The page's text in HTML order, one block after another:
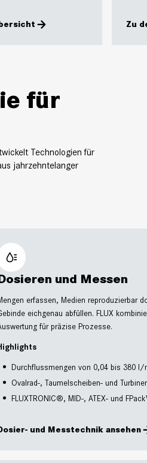
Zu
für
Technologien für
jahrzehntelanger
und Messen
erfassen, Medien reproduzierbar
eichgenau abfüllen. FLUX
für präzise Prozesse.
Durchflussmengen von 0,04 bis 380 l/
Ovalrad-, Taumelscheiben- und
FLUXTRONIC®, MID-, ATEX- und
und Messtechnik ansehen